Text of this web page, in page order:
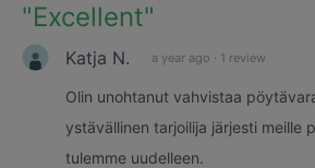
"Excellent"
Katja N. a year ago · 1 review
Olin unohtanut vahvistaa
ystävällinen tarjoilija järjesti meille
tulemme uudelleen.